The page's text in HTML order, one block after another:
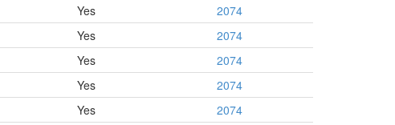
Yes
2074
Yes
2074
Yes
2074
Yes
2074
Yes
2074